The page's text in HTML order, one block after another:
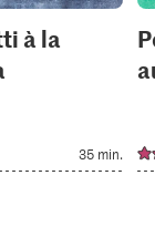
à la
35 min.